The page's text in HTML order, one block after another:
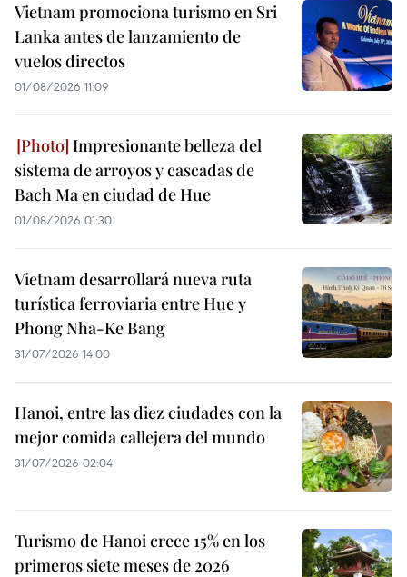
Vietnam promociona turismo en Sri
Lanka antes de lanzamiento de
vuelos directos
01/08/2026 11:09
Impresionante belleza del
sistema de arroyos y cascadas de
Bach Ma en ciudad de Hue
01/08/2026 01:30
Vietnam desarrollará nueva ruta
turística ferroviaria entre Hue y
Phong Nha-Ke Bang
31/07/2026 14:00
Hanoi, entre las diez ciudades con la
mejor comida callejera del mundo
31/07/2026 02:04
Turismo de Hanoi crece 15% en los
primeros siete meses de 2026